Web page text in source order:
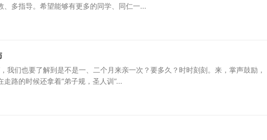
多指导。希望能够有更多的同学、同仁一...
我们也要了解到是不是一、二个月来亲一次？要多久？时时刻刻。来，掌声鼓励，
路的时候还拿着“弟子规，圣人训”...